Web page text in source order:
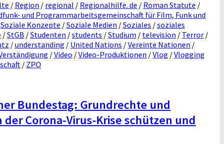
/ Region / regional / Regionalhilfe. de / Roman Statute /
und Programmarbeitsgemeinschaft für Film, Funk und
Soziale Konzepte /Soziale Medien /Soziales /soziales
/StGB /Studenten /students /Studium / television / Terror /
/understanding / United Nations /Vereinte Nationen /
/Video /Video-Produktionen /Vlog /Vlogging
/ ZPO
Bundestag: Grundrechte und
Corona-Virus-Krise schützen und